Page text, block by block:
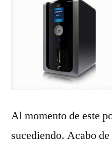
Al momento de este
sucediendo. Acabo